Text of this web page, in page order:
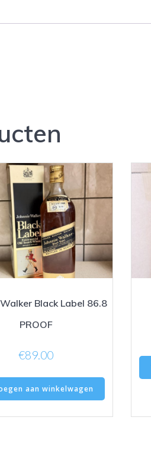
Walker Black Label 86.8
PROOF
€89.00
aan winkelwagen